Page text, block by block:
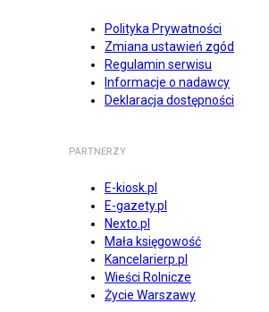
Polityka Prywatności
Zmiana ustawień zgód
Regulamin serwisu
Informacje o nadawcy
Deklaracja dostępności
PARTNERZY
E-kiosk.pl
E-gazety.pl
Nexto.pl
Mała księgowość
Kancelarierp.pl
Wieści Rolnicze
Życie Warszawy